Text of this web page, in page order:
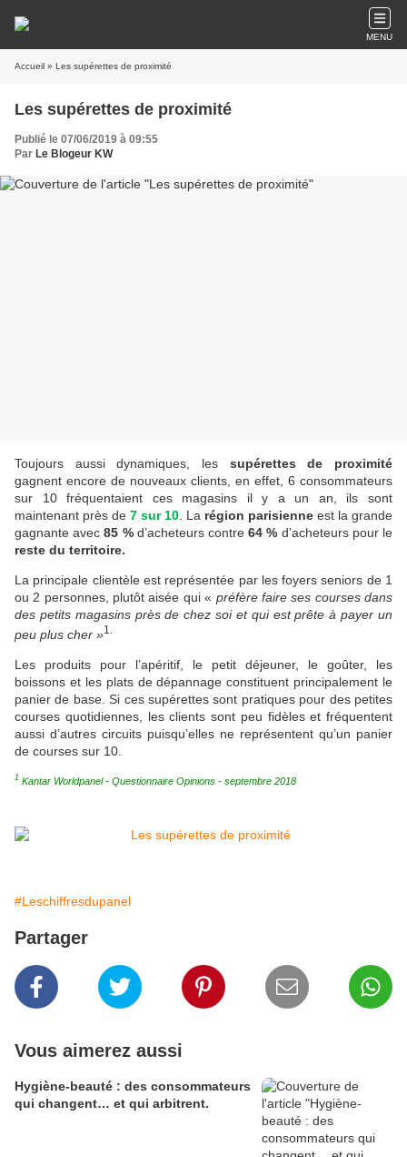
MENU
Accueil » Les supérettes de proximité
Les supérettes de proximité
Publié le 07/06/2019 à 09:55
Par Le Blogeur KW
Toujours aussi dynamiques, les supérettes de proximité
gagnent encore de nouveaux clients, en effet, 6 consommateurs
sur 10 fréquentaient ces magasins il y a un an, ils sont
maintenant près de 7 sur 10 . La région parisienne est la grande
gagnante avec85 %d’acheteurs contre64 % d’acheteurs pour le
reste du territoire.
La principale clientèle est représentée par les foyers seniors de 1
ou 2 personnes, plutôt aisée qui « préfère faire ses courses dans
des petits magasins près de chez soi et qui est prête à payer un
peu plus cher »1.
Les produits pour l’apéritif, le petit déjeuner, le goûter, les
boissons et les plats de dépannage constituent principalement le
panier de base. Si ces supérettes sont pratiques pour des petites
courses quotidiennes, les clients sont peu fidèles et fréquentent
aussi d’autres circuits puisqu’elles ne représentent qu’un panier
de courses sur 10.
1 Kantar Worldpanel - Questionnaire Opinions - septembre 2018
#Leschiffresdupanel
Partager
Vous aimerez aussi
Hygiène-beauté : des consommateurs
qui changent… et qui arbitrent.